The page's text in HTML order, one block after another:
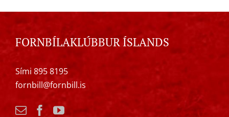
FORNBÍLAKLÚBBUR ÍSLANDS
Sími 895 8195
fornbill@fornbill.is